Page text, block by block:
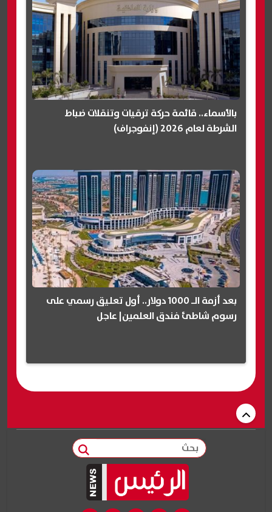
بالأسماء.. قائمة حركة ترقيات وتنقلات ضباط
الشرطة لعام 2026 (إنفوجراف)
بعد أزمة الـ 1000 دولار.. أول تعليق رسمي على
رسوم شاطئ فندق العلمين| عاجل
بحث